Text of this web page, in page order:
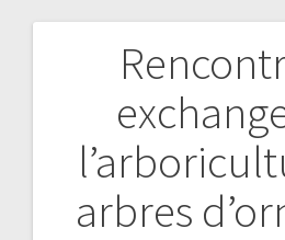
arbres
Navigation
l’article